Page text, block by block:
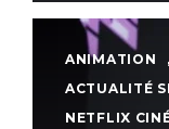
ANIMATION ,
ACTUALITÉ
NETFLIX